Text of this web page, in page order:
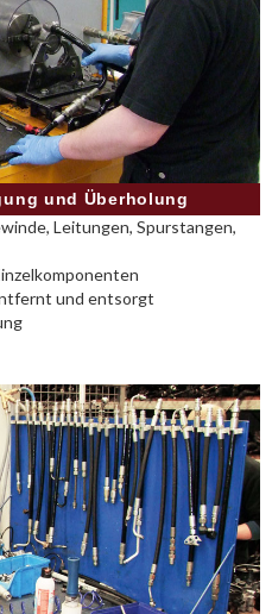
und Überholung
Leitungen, Spurstangen,
und entsorgt